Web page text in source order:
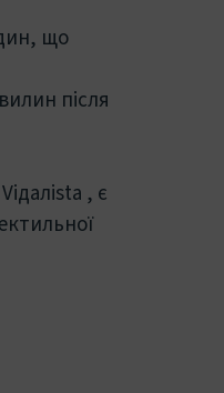
що
після
, є